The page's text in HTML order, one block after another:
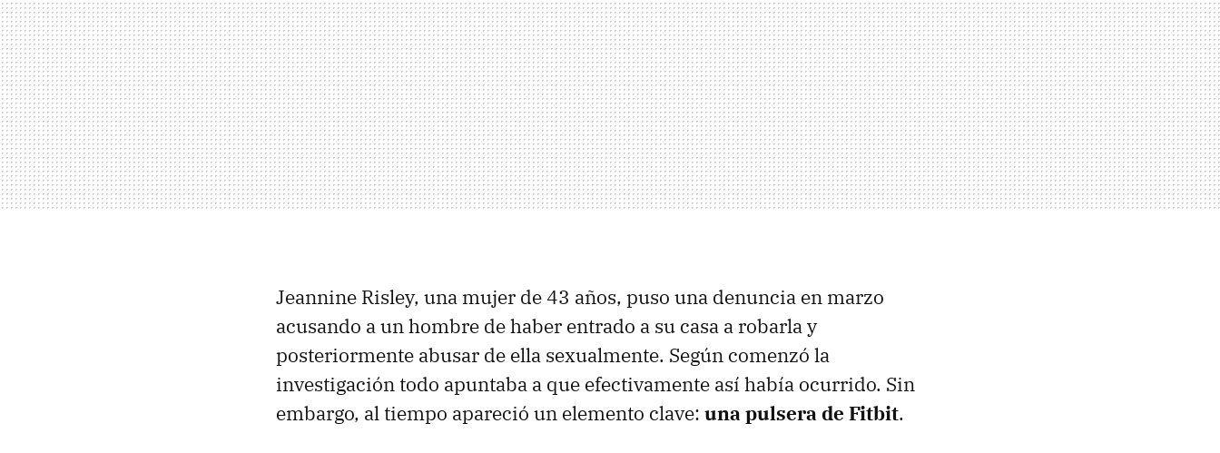
Jeannine Risley, una mujer de 43 años, puso una denuncia en marzo
acusando a un hombre de haber entrado a su casa a robarla y
posteriormente abusar de ella sexualmente. Según comenzó la
investigación todo apuntaba a que efectivamente así había ocurrido. Sin
embargo, al tiempo apareció un elemento clave: una pulsera de Fitbit.